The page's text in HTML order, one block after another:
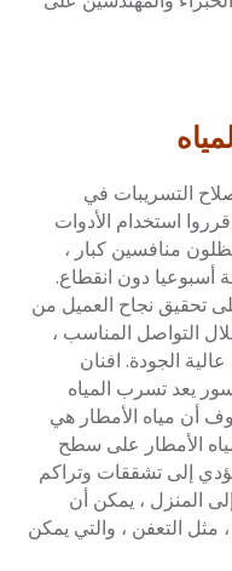
التسريبات في
استخدام الأدوات
منافسين كبار ،
أسبوعيا دون انقطاع.
تحقيق نجاح العميل من
التواصل المناسب ،
الجودة. افنان
يعد تسرب المياه
أن مياه الأمطار هي
الأمطار على سطح
إلى تشققات وتراكم
المنزل ، يمكن أن
التعفن ، والتي يمكن